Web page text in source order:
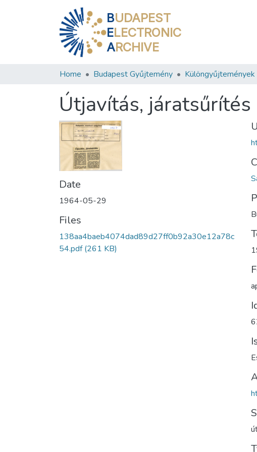
BUDAPEST
ELECTRONIC
ARCHIVE
Home Budapest Gyűjtemény Különgyűjtemények
Útjavítás, járatsűrítés
Date
1964-05-29
Files
138aa4baeb4074dad89d27ff0b92a30e12a78c
54.pdf(261 KB)